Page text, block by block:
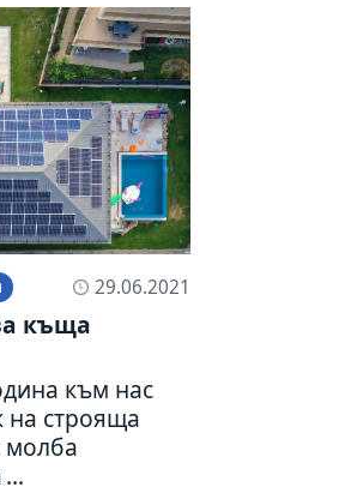
29.06.2021
къща
към нас
на стро­яща
молба